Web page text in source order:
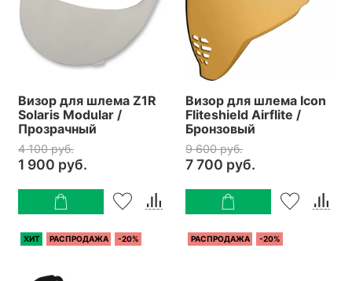
Визор для шлема Z1R
Solaris Modular /
Прозрачный
4 100 руб.
1 900 руб.
Визор для шлема Icon
Fliteshield Airflite /
Бронзовый
9 600 руб.
7 700 руб.
ХИТ РАСПРОДАЖА -20% РАСПРОДАЖА -20%